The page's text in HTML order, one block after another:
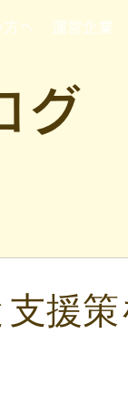
へ 運営企業
グ
援